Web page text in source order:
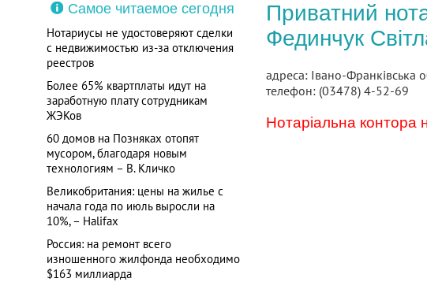
Самое читаемое сегодня
Нотариусы не удостоверяют сделки
с недвижимостью из-за отключения
реестров
Более 65% квартплаты идут на
заработную плату сотрудникам
ЖЭКов
60 домов на Позняках отопят
мусором, благодаря новым
технологиям – В. Кличко
Великобритания: цены на жилье с
начала года по июль выросли на
10%, – Halifax
Россия: на ремонт всего
изношенного жилфонда необходимо
$163 миллиарда
Приватний
Фединчук
адреса: Івано-Франківська
телефон: (03478) 4-52-69
Нотаріальна контора